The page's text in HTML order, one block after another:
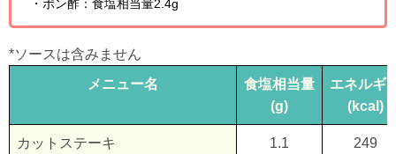
・ポン酢：食塩相当量2.4g
*ソースは含みません
メニュー名
食塩相当量
(g)
エネルギ
(kcal)
カットステーキ 1.1 249